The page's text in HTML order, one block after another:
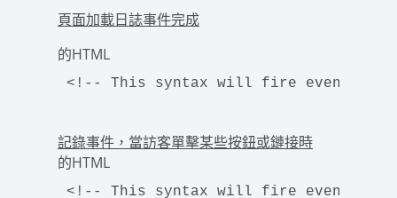
頁面加載日誌事件完成
的HTML
<!-- This syntax will fire event after
記錄事件，當訪客單擊某些按鈕或鏈接時
的HTML
<!-- This syntax will fire event